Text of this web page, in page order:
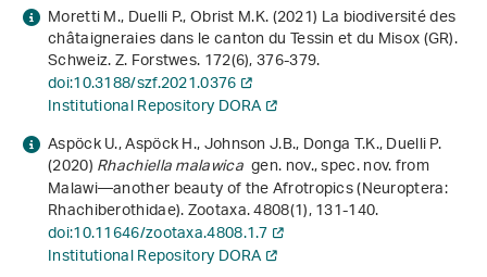
Moretti M., Duelli P., Obrist M.K. (2021) La biodiversité des
châtaigneraies dans le canton du Tessin et du Misox (GR).
Schweiz. Z. Forstwes.172(6), 376-379.
doi:10.3188/szf.2021.0376
Institutional Repository DORA
Aspöck U., Aspöck H., Johnson J.B., Donga T.K., Duelli P.
(2020)Rhachiella malawica gen. nov., spec. nov. from
Malawi—another beauty of the Afrotropics (Neuroptera:
Rhachiberothidae). Zootaxa.4808(1), 131-140.
doi:10.11646/zootaxa.4808.1.7
Institutional Repository DORA